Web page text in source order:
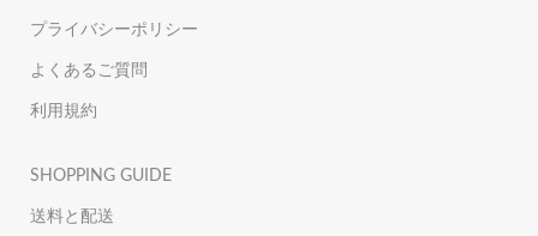
プライバシーポリシー
よくあるご質問
利用規約
SHOPPING GUIDE
送料と配送